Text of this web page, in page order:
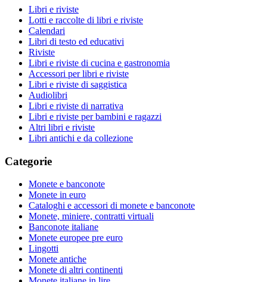
Libri e riviste
Lotti e raccolte di libri e riviste
Calendari
Libri di testo ed educativi
Riviste
Libri e riviste di cucina e gastronomia
Accessori per libri e riviste
Libri e riviste di saggistica
Audiolibri
Libri e riviste di narrativa
Libri e riviste per bambini e ragazzi
Altri libri e riviste
Libri antichi e da collezione
Categorie
Monete e banconote
Monete in euro
Cataloghi e accessori di monete e banconote
Monete, miniere, contratti virtuali
Banconote italiane
Monete europee pre euro
Lingotti
Monete antiche
Monete di altri continenti